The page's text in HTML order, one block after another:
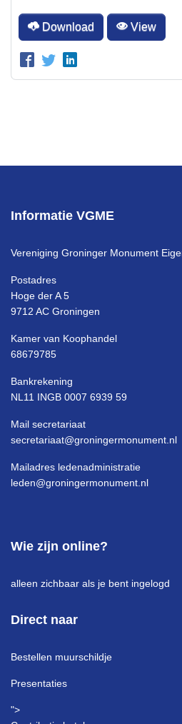
Download View
Informatie VGME
Vereniging Groninger Monument
Postadres
Hoge der A 5
9712 AC Groningen
Kamer van Koophandel
68679785
Bankrekening
NL11 INGB 0007 6939 59
Mail secretariaat
secretariaat@groningermonument.nl
Mailadres ledenadministratie
leden@groningermonument.nl
Wie zijn online?
alleen zichbaar als je bent ingelogd
Direct naar
Bestellen muurschildje
Presentaties
">